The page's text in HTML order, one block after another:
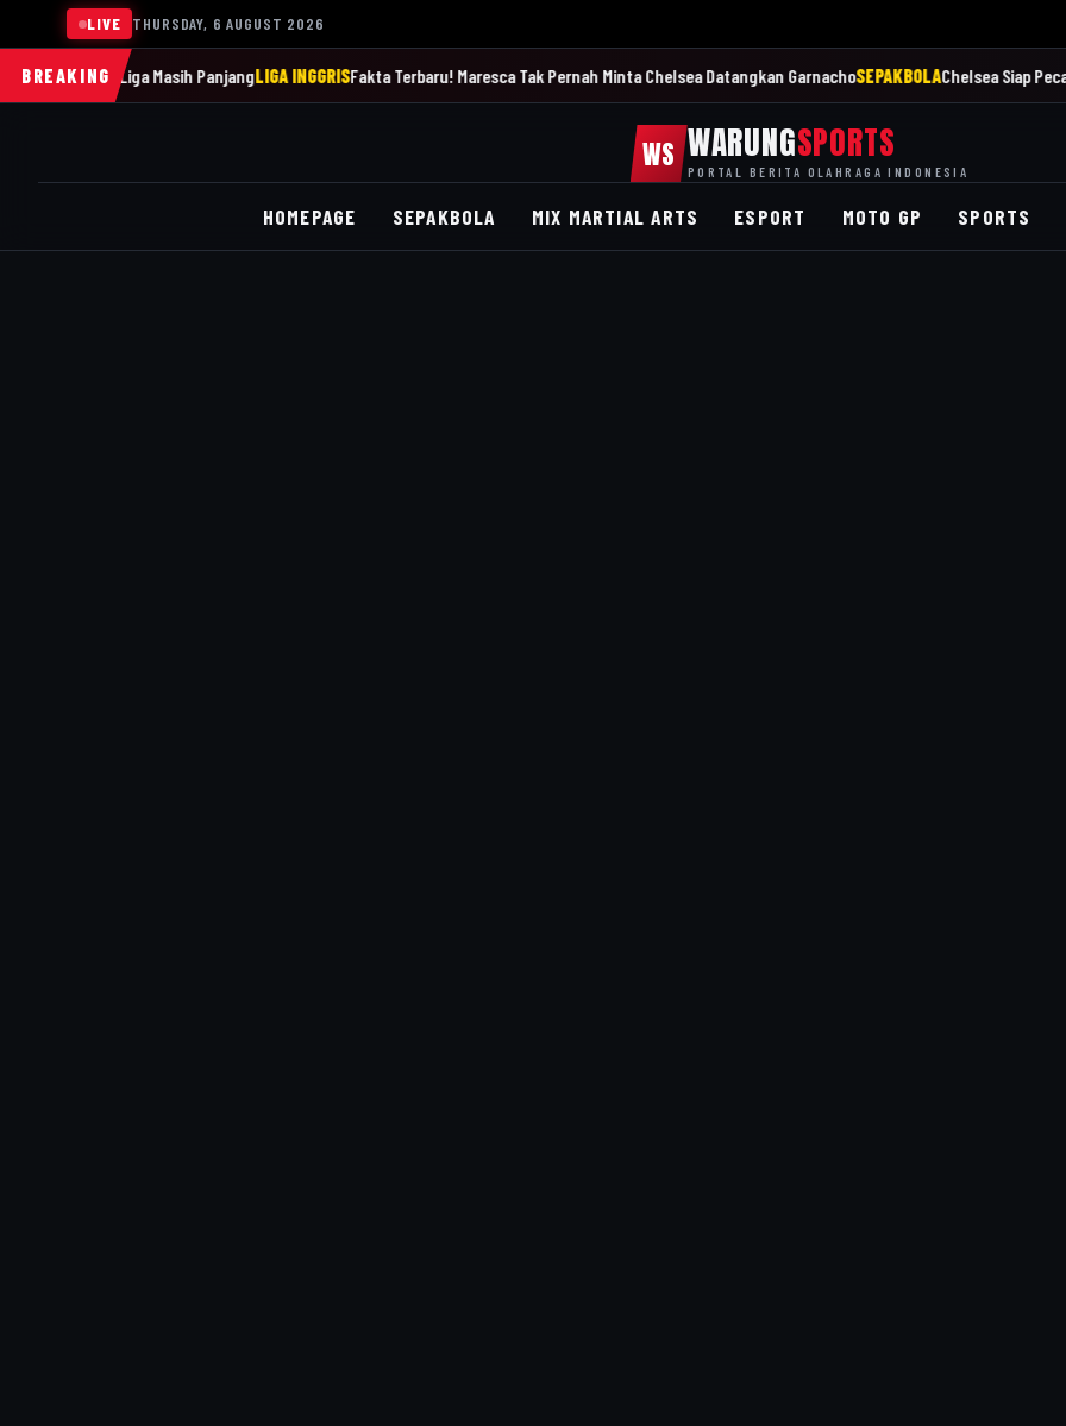
LIVE THURSDAY, 6 AUGUST 2026
BREAKING
Liga Masih PanjangLIGA INGGRISFakta Terbaru! Maresca Tak Pernah Minta Chelsea Datangkan GarnachoSEPAKBOLAChelsea Siap Pecat Enzo
WS WARUNGSPORTS
PORTAL BERITA OLAHRAGA INDONESIA
HOMEPAGE SEPAKBOLA MIX MARTIAL ARTS ESPORT MOTO GP SPORTS